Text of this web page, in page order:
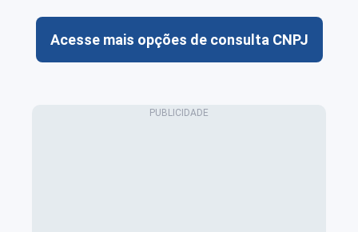
Acesse mais opções de consulta CNPJ